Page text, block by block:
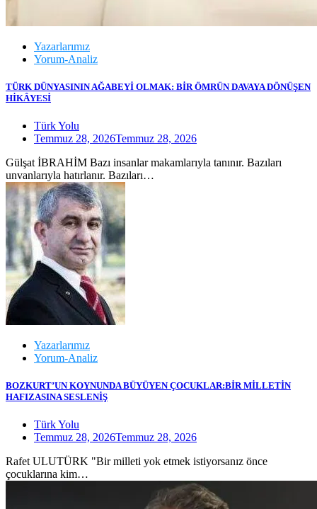
Yazarlarımız
Yorum-Analiz
TÜRK DÜNYASININ AĞABEYİ OLMAK: BİR ÖMRÜN DAVAYA DÖNÜŞEN
HİKÂYESİ
Türk Yolu
Temmuz 28, 2026Temmuz 28, 2026
Gülşat İBRAHİM Bazı insanlar makamlarıyla tanınır. Bazıları
unvanlarıyla hatırlanır. Bazıları…
Yazarlarımız
Yorum-Analiz
BOZKURT’UN KOYNUNDA BÜYÜYEN ÇOCUKLAR:BİR MİLLETİN
HAFIZASINA SESLENİŞ
Türk Yolu
Temmuz 28, 2026Temmuz 28, 2026
Rafet ULUTÜRK "Bir milleti yok etmek istiyorsanız önce
çocuklarına kim…